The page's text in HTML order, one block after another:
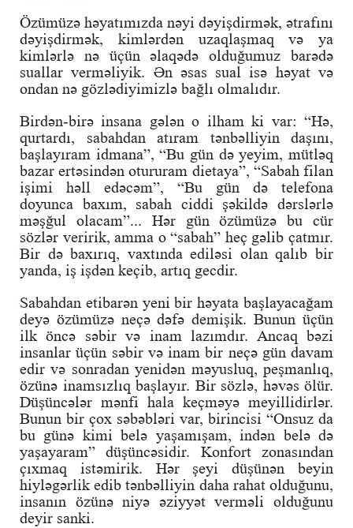
Özümüzə həyatımızda nəyi dəyişdirmək, ətrafını
dəyişdirmək, kimlərdən uzaqlaşmaq və ya
kimlərlə nə üçün əlaqədə olduğumuz barədə
suallar verməliyik. Ən əsas sual isə həyat və
ondan nə gözlədiyimizlə bağlı olmalıdır.
Birdən-birə insana gələn o ilham ki var: “Hə,
qurtardı, sabahdan atıram tənbəlliyin daşını,
başlayıram idmana”, “Bu gün də yeyim, mütləq
bazar ertəsindən otururam dietaya”, “Sabah filan
işimi həll edəcəm”, “Bu gün də telefona
doyunca baxım, sabah ciddi şəkildə dərslərlə
məşğul olacam”... Hər gün özümüzə bu cür
sözlər veririk, amma o “sabah” heç gəlib çatmır.
Bir də baxırıq, vaxtında ediləsi olan qalıb bir
yanda, iş işdən keçib, artıq gecdir.
Sabahdan etibarən yeni bir həyata başlayacağam
deyə özümüzə neçə dəfə demişik. Bunun üçün
ilk öncə səbir və inam lazımdır. Ancaq bəzi
insanlar üçün səbir və inam bir neçə gün davam
edir və sonradan yenidən məyusluq, peşmanlıq,
özünə inamsızlıq başlayır. Bir sözlə, həvəs ölür.
Düşüncələr mənfi hala keçməyə meyillidirlər.
Bunun bir çox səbəbləri var, birincisi “Onsuz da
bu günə kimi belə yaşamışam, indən belə də
yaşayaram” düşüncəsidir. Konfort zonasından
çıxmaq istəmirik. Hər şeyi düşünən beyin
hiyləgərlik edib tənbəlliyin daha rahat olduğunu,
insanın özünə niyə əziyyət verməli olduğunu
deyir sanki.